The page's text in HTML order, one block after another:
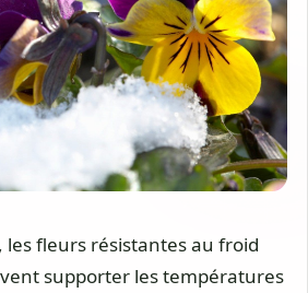
les fleurs résistantes au froid
supporter les températures